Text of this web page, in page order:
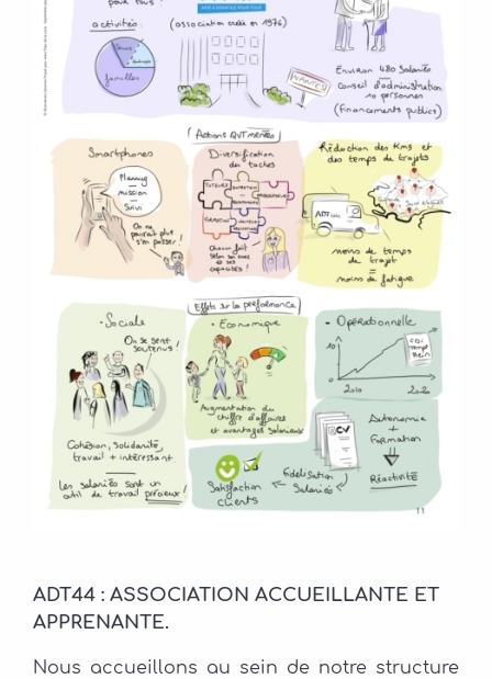
ADT44 : ASSOCIATION ACCUEILLANTE ET
APPRENANTE.
Nous accueillons au sein de notre structure